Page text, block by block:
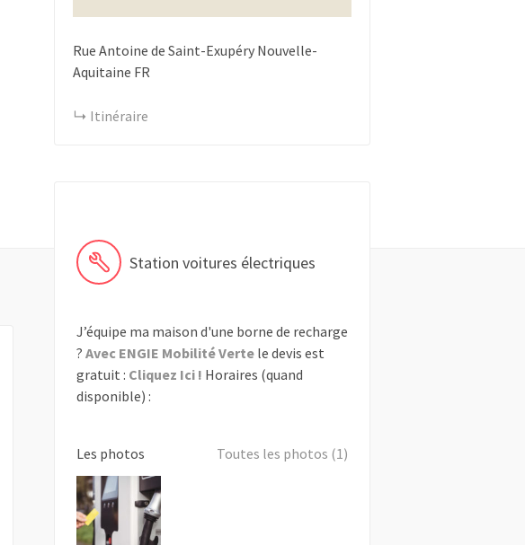
Rue Antoine de Saint-Exupéry Nouvelle-
Aquitaine FR
Itinéraire
Station voitures électriques
J’équipe ma maison d'une borne de recharge
? Avec ENGIE Mobilité Vertele devis est
gratuit : Cliquez Ici ! Horaires (quand
disponible) :
Les photos Toutes les photos (1)